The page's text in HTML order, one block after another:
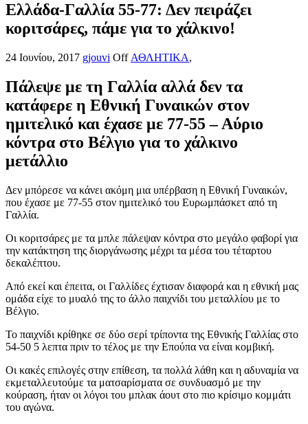
Ελλάδα-Γαλλία 55-77: Δεν πειράζει
κοριτσάρες, πάμε για το χάλκινο!
24 Ιουνίου, 2017 gjouvi Off ΑΘΛΗΤΙΚΑ,
Πάλεψε με τη Γαλλία αλλά δεν τα
κατάφερε η Εθνική Γυναικών στον
ημιτελικό και έχασε με 77-55 – Αύριο
κόντρα στο Βέλγιο για το χάλκινο
μετάλλιο
Δεν μπόρεσε να κάνει ακόμη μια υπέρβαση η Εθνική Γυναικών,
που έχασε με 77-55 στον ημιτελικό του Ευρωμπάσκετ από τη
Γαλλία.
Οι κοριτσάρες με τα μπλε πάλεψαν κόντρα στο μεγάλο φαβορί για
την κατάκτηση της διοργάνωσης μέχρι τα μέσα του τέταρτου
δεκαλέπτου.
Από εκεί και έπειτα, οι Γαλλίδες έχτισαν διαφορά και η εθνική μας
ομάδα είχε το μυαλό της το άλλο παιχνίδι του μεταλλίου με το
Βέλγιο.
Το παιχνίδι κρίθηκε σε δύο σερί τρίποντα της Εθνικής Γαλλίας στο
54-50 5 λεπτα πριν το τέλος με την Επούπα να είναι κομβική.
Οι κακές επιλογές στην επίθεση, τα πολλά λάθη και η αδυναμία να
εκμεταλλευτούμε τα ματσαρίσματα σε συνδυασμό με την
κούραση, ήταν οι λόγοι του μπλακ άουτ στο πιο κρίσιμο κομμάτι
του αγώνα.